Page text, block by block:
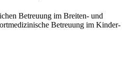
Betreuung im Breiten- und
Betreuung im Kinder-